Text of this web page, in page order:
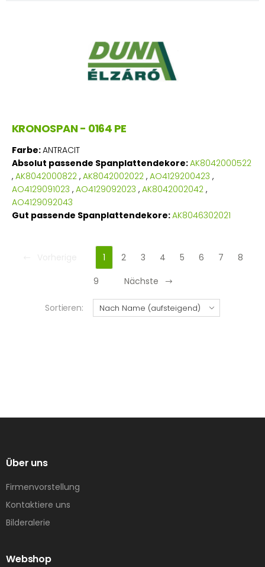
KRONOSPAN - 0164 PE
Farbe:ANTRACIT
Absolut passende Spanplattendekore:AK8042000522
, AK8042000822 , AK8042002022 , AO4129200423 ,
AO4129091023 , AO4129092023 , AK8042002042 ,
AO4129092043
Gut passende Spanplattendekore:AK8046302021
1 2 3 4 5 6 7
8
9
Nächste
Sortieren:
Über uns
Firmenvorstellung
Kontaktiere uns
Bilderalerie
Webshop